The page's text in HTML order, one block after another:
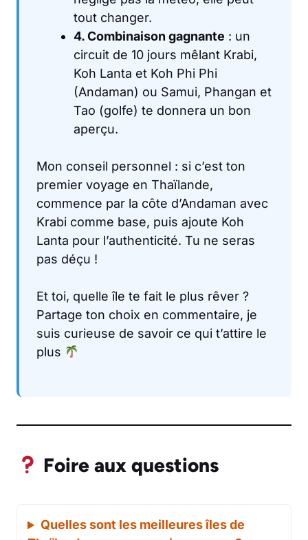
tout changer.
4. Combinaison gagnante : un
circuit de 10 jours mêlant Krabi,
Koh Lanta et Koh Phi Phi
(Andaman) ou Samui, Phangan et
Tao (golfe) te donnera un bon
aperçu.
Mon conseil personnel : si c’est ton
premier voyage en Thaïlande,
commence par la côte d’Andaman avec
Krabi comme base, puis ajoute Koh
Lanta pour l’authenticité. Tu ne seras
pas déçu !
Et toi, quelle île te fait le plus rêver ?
Partage ton choix en commentaire, je
suis curieuse de savoir ce qui t’attire le
plus
Foire aux questions
Quelles sont les meilleures îles de